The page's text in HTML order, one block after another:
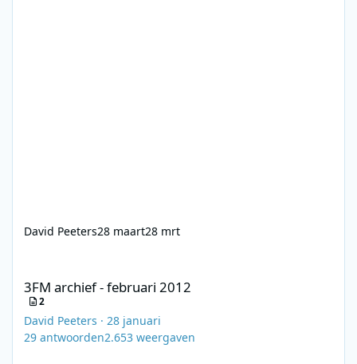
David Peeters28 maart28 mrt
3FM archief - februari 2012
2
David Peeters · 28 januari
29 antwoorden2.653 weergaven